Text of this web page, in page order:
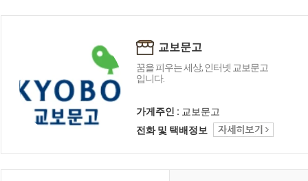
교보문고
꿈을 피우는 세상, 인터넷 교보문고
입니다.
가게주인 : 교보문고
전화 및 택배정보